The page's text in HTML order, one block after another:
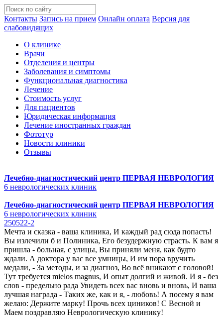
Контакты Запись на прием Онлайн оплата Версия для
слабовидящих
О клинике
Врачи
Отделения и центры
Заболевания и симптомы
Функциональная диагностика
Лечение
Стоимость услуг
Для пациентов
Юридическая информация
Лечение иностранных граждан
Фототур
Новости клиники
Отзывы
Лечебно-диагностический центр ПЕРВАЯ НЕВРОЛОГИЯ
6 неврологических клиник
Лечебно-диагностический центр ПЕРВАЯ НЕВРОЛОГИЯ
6 неврологических клиник
250522-2
Мечта и сказка - ваша клиника, И каждый рад сюда попасть!
Вы излечили б и Полиника, Его безудержную страсть. К вам я
пришла - больная, с улицы, Вы приняли меня, как будто
ждали. А доктора у вас все умницы, И им пора вручить
медали, - За методы, и за диагноз, Во всё вникают с головой!
Тут требуется mielos magnus, И опыт долгий и живой. И я - без
слов - предельно рада Увидеть всех вас вновь и вновь, И ваша
лучшая награда - Таких же, как и я, - любовь! А посему я вам
желаю: Держите марку! Прочь всех циников! С Весной и
Маем поздравляю Неврологическую клинику!